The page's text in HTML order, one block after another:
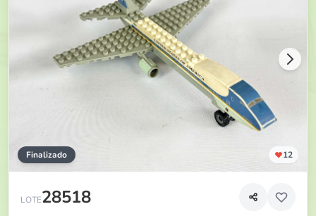
Finalizado 12
LOTE28518
Avión fuerza aérea eeuu 28000 LEGO